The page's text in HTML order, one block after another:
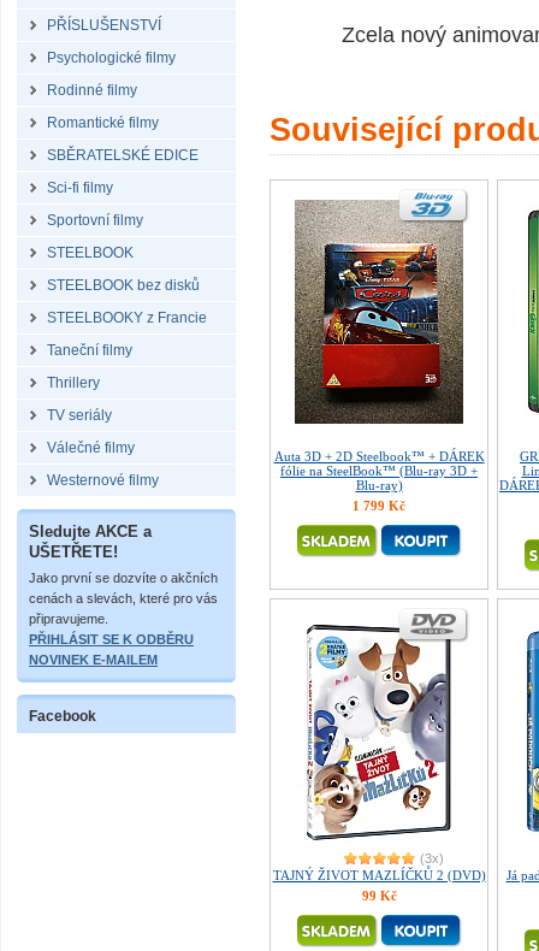
PŘÍSLUŠENSTVÍ
Psychologické filmy
Rodinné filmy
Romantické filmy
SBĚRATELSKÉ EDICE
Sci-fi filmy
Sportovní filmy
STEELBOOK
STEELBOOK bez disků
STEELBOOKY z Francie
Taneční filmy
Thrillery
TV seriály
Válečné filmy
Westernové filmy
Sledujte AKCE a
UŠETŘETE!
Jako první se dozvíte o akčních
cenách a slevách, které pro vás
připravujeme.
PŘIHLÁSIT SE K ODBĚRU
NOVINEK E-MAILEM
Facebook
Zcela nový
Související
Auta 3D + 2D Steelbook™ + DÁREK
fólie na SteelBook™ (Blu-ray 3D +
Blu-ray)
1 799 Kč
(3x)
TAJNÝ ŽIVOT MAZLÍČKŮ 2 (DVD)
99 Kč
Já